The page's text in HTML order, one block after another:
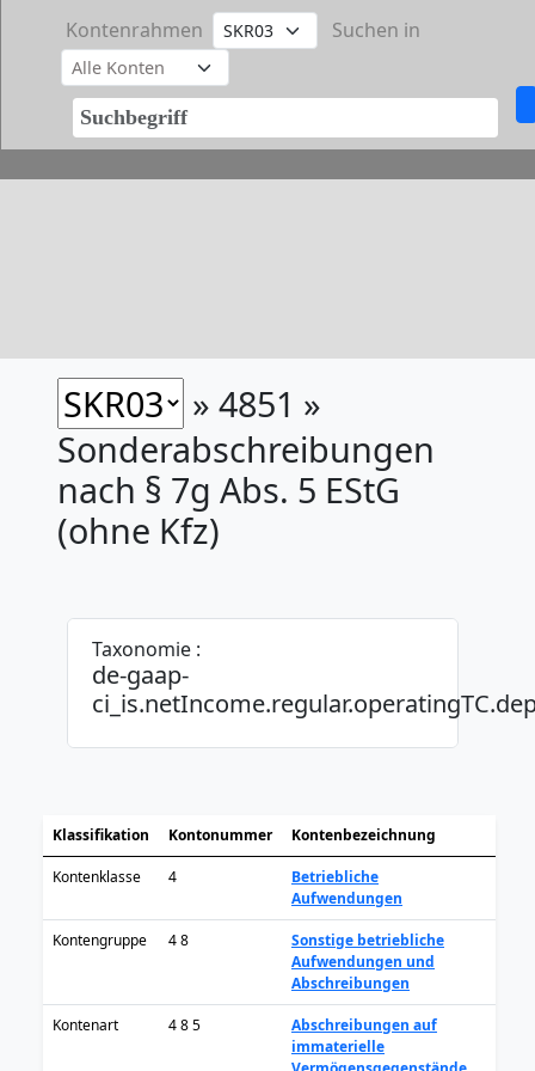
Kontenrahmen Suchen in
» 4851 »
Sonderabschreibungen
nach § 7g Abs. 5 EStG
(ohne Kfz)
Taxonomie :
de-gaap-
Klassifikation Kontonummer Kontenbezeichnung
Kontenklasse 4
Betriebliche
Aufwendungen
Kontengruppe 4 8
Sonstige betriebliche
Aufwendungen und
Abschreibungen
Kontenart 4 8 5
Abschreibungen auf
immaterielle